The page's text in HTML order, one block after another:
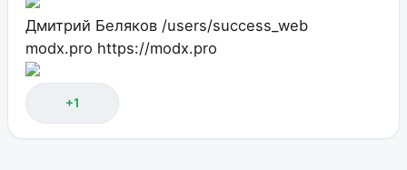
Дмитрий Беляков /users/success_web
modx.pro https://modx.pro
+1